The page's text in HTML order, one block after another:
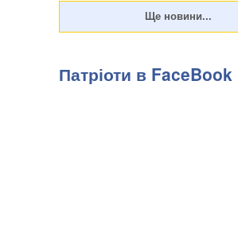
Патріоти в FaceBook